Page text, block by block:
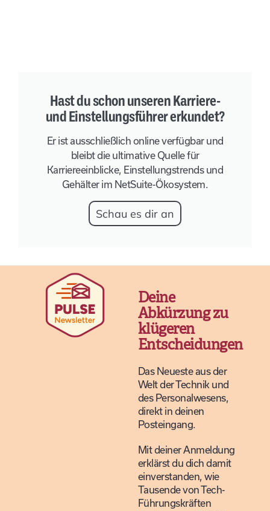
Hast du schon unseren Karriere-
und Einstellungsführer erkundet?
Er ist ausschließlich online verfügbar und
bleibt die ultimative Quelle für
Karriereeinblicke, Einstellungstrends und
Gehälter im NetSuite-Ökosystem.
Schau es dir an
Deine
Abkürzung zu
klügeren
Entscheidungen
Das Neueste aus der
Welt der Technik und
des Personalwesens,
direkt in deinen
Posteingang.
Mit deiner Anmeldung
erklärst du dich damit
einverstanden, wie
Tausende von Tech-
Führungskräften